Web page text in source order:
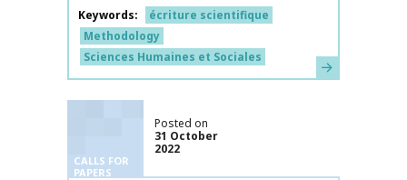
Keywords
écriture scientifique
Methodology
Sciences Humaines et Sociales
Learn more
CALLS FOR
PAPERS
Posted on
31 October
2022